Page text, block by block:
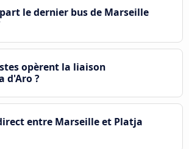
le dernier bus de Marseille
opèrent la liaison
d'Aro ?
entre Marseille et Platja